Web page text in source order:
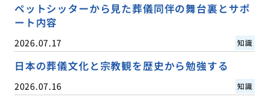
ペットシッターから見た葬儀同伴の舞台裏とサポ
ート内容
2026.07.17 知識
日本の葬儀文化と宗教観を歴史から勉強する
2026.07.16 知識